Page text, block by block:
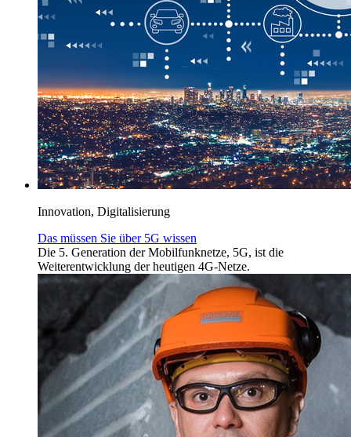
Innovation, Digitalisierung
Das müssen Sie über 5G wissen
Die 5. Generation der Mobilfunknetze, 5G, ist die
Weiterentwicklung der heutigen 4G-Netze.